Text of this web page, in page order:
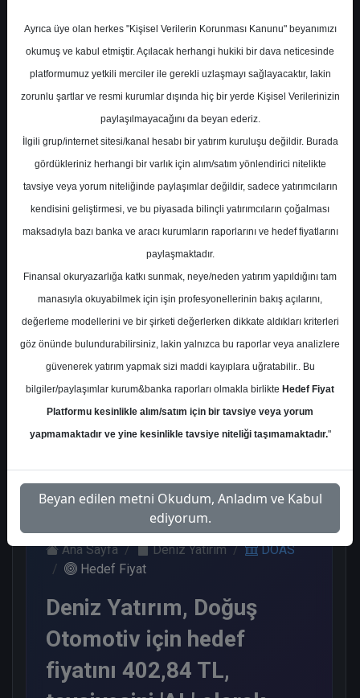
1 7
En Yüksek Tahmin
Ortalama Fiyat Tahmini
Ortalama Getiri Potansiyeli
Kurum Sayısı
14
5 6
Paralel
Get.
1
Üstü Get.
2
Perşembe, 19 Ekim 2023
Ana Sayfa Deniz Yatırım
DOAS
Hedef Fiyat
Deniz Yatırım, Doğuş
Otomotiv için hedef
fiyatını 402,84 TL,
Ayrıca üye olan herkes "Kişisel Verilerin Korunması Kanunu" beyanımızı
okumuş ve kabul etmiştir. Açılacak herhangi hukiki bir dava neticesinde
platformumuz yetkili merciler ile gerekli uzlaşmayı sağlayacaktır, lakin
zorunlu şartlar ve resmi kurumlar dışında hiç bir yerde Kişisel Verilerinizin
paylaşılmayacağını da beyan ederiz.
İlgili grup/internet sitesi/kanal hesabı bir yatırım kuruluşu değildir. Burada
gördükleriniz herhangi bir varlık için alım/satım yönlendirici nitelikte
tavsiye veya yorum niteliğinde paylaşımlar değildir, sadece yatırımcıların
kendisini geliştirmesi, ve bu piyasada bilinçli yatırımcıların çoğalması
maksadıyla bazı banka ve aracı kurumların raporlarını ve hedef fiyatlarını
paylaşmaktadır.
Finansal okuryazarlığa katkı sunmak, neye/neden yatırım yapıldığını tam
manasıyla okuyabilmek için işin profesyonellerinin bakış açılarını,
değerleme modellerini ve bir şirketi değerlerken dikkate aldıkları kriterleri
göz önünde bulundurabilirsiniz, lakin yalnızca bu raporlar veya analizlere
güvenerek yatırım yapmak sizi maddi kayıplara uğratabilir.. Bu
bilgiler/paylaşımlar kurum&banka raporları olmakla birlikte Hedef Fiyat
Platformu kesinlikle alım/satım için bir tavsiye veya yorum
yapmamaktadır ve yine kesinlikle tavsiye niteliği taşımamaktadır."
Beyan edilen metni Okudum, Anladım ve Kabul
ediyorum.